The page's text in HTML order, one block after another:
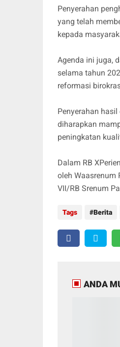
Penyerahan
yang telah
kepada
Agenda ini juga,
selama tahun
reformasi
Penyerahan
diharapkan
peningkatan
Dalam RB
oleh Waasrenum
VII/RB Srenum
Tags Berita
ANDA